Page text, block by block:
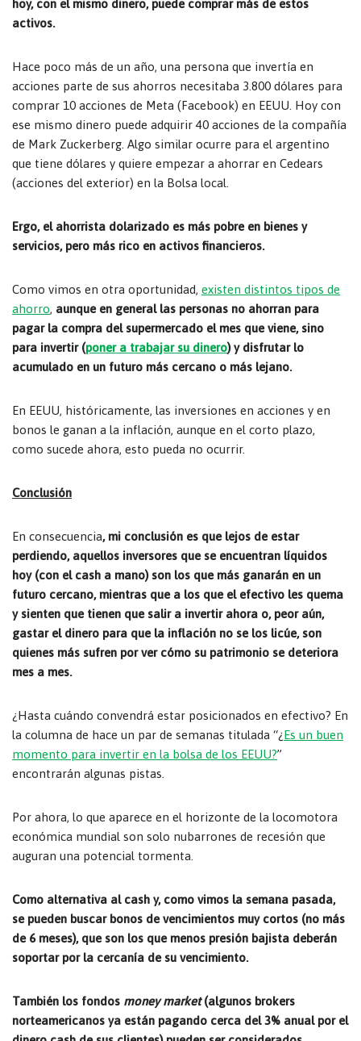
hoy, con el mismo dinero, puede comprar más de estos
activos.
Hace poco más de un año, una persona que invertía en
acciones parte de sus ahorros necesitaba 3.800 dólares para
comprar 10 acciones de Meta (Facebook) en EEUU. Hoy con
ese mismo dinero puede adquirir 40 acciones de la compañía
de Mark Zuckerberg. Algo similar ocurre para el argentino
que tiene dólares y quiere empezar a ahorrar en Cedears
(acciones del exterior) en la Bolsa local.
Ergo, el ahorrista dolarizado es más pobre en bienes y
servicios, pero más rico en activos financieros.
Como vimos en otra oportunidad, existen distintos tipos de
ahorro, aunque en general las personas no ahorran para
pagar la compra del supermercado el mes que viene, sino
para invertir (poner a trabajar su dinero) y disfrutar lo
acumulado en un futuro más cercano o más lejano.
En EEUU, históricamente, las inversiones en acciones y en
bonos le ganan a la inflación, aunque en el corto plazo,
como sucede ahora, esto pueda no ocurrir.
Conclusión
En consecuencia, mi conclusión es que lejos de estar
perdiendo, aquellos inversores que se encuentran líquidos
hoy (con el cash a mano) son los que más ganarán en un
futuro cercano, mientras que a los que el efectivo les quema
y sienten que tienen que salir a invertir ahora o, peor aún,
gastar el dinero para que la inflación no se los licúe, son
quienes más sufren por ver cómo su patrimonio se deteriora
mes a mes.
¿Hasta cuándo convendrá estar posicionados en efectivo? En
la columna de hace un par de semanas titulada “¿Es un buen
momento para invertir en la bolsa de los EEUU?”
encontrarán algunas pistas.
Por ahora, lo que aparece en el horizonte de la locomotora
económica mundial son solo nubarrones de recesión que
auguran una potencial tormenta.
Como alternativa al cash y, como vimos la semana pasada,
se pueden buscar bonos de vencimientos muy cortos (no más
de 6 meses), que son los que menos presión bajista deberán
soportar por la cercanía de su vencimiento.
También los fondos money market(algunos brokers
norteamericanos ya están pagando cerca del 3% anual por el